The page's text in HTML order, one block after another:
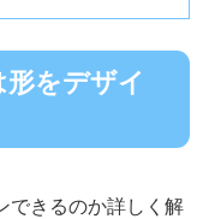
をデザイ
できるのか詳しく解